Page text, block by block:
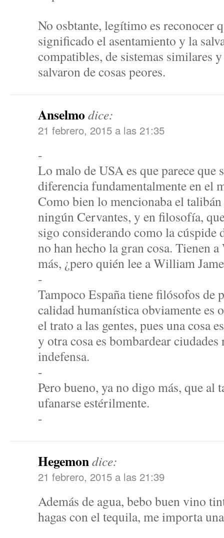
No osbtante, legítimo es reconocer
significado el asentamiento y la
compatibles, de sistemas similares
salvaron de cosas peores.
Anselmodice:
21 febrero, 2015 a las 21:35
-
Lo malo de USA es que parece que
diferencia fundamentalmente en el
Como bien lo mencionaba el
ningún Cervantes, y en filosofía,
sigo considerando como la cúspide
no han hecho la gran cosa. Tienen
más, ¿pero quién lee a William
-
Tampoco España tiene filósofos de
calidad humanística obviamente es
el trato a las gentes, pues una cosa
y otra cosa es bombardear
indefensa.
-
Pero bueno, ya no digo más, que al
ufanarse estérilmente.
-
Hegemondice:
21 febrero, 2015 a las 21:39
Además de agua, bebo buen vino
hagas con el tequila, me importa